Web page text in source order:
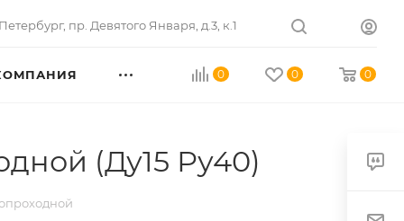
, пр. Девятого Января, д.3, к.1
0 0 0
(Ду15 Ру40)